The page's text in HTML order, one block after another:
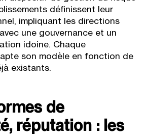
définissent leur
impliquant les directions
une gouvernance et un
idoine. Chaque
son modèle en fonction de
existants.
de
réputation : les